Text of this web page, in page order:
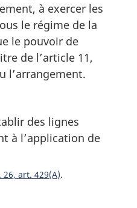
à exercer les
le régime de la
le pouvoir de
de l’article 11,
l’arrangement.
des lignes
à l’application de
26, art. 429(A)